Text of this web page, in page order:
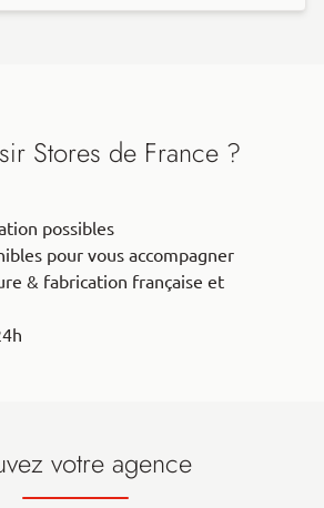
Stores de France ?
possibles
pour vous accompagner
& fabrication française et
votre agence